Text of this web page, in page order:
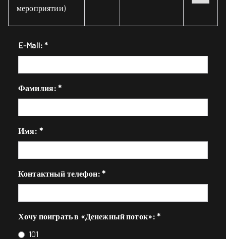
мероприятии)
E-Mail:*
Фамилия:*
Имя: *
Контактный телефон:*
Хочу поиграть в «Денежный поток»:*
101